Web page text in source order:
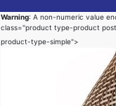
Warning: A non-numeric value
class="product type-product
product-type-simple">